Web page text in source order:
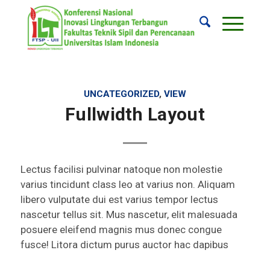
UNCATEGORIZED, VIEW
Fullwidth Layout
Lectus facilisi pulvinar natoque non molestie
varius tincidunt class leo at varius non. Aliquam
libero vulputate dui est varius tempor lectus
nascetur tellus sit. Mus nascetur, elit malesuada
posuere eleifend magnis mus donec congue
fusce! Litora dictum purus auctor hac dapibus